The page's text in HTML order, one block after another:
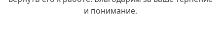
и понимание.